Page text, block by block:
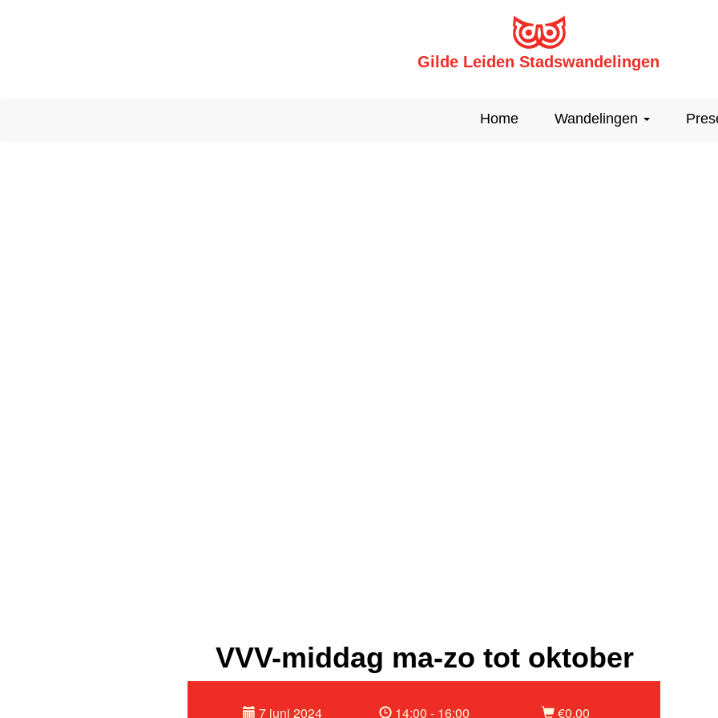
Gilde Leiden Stadswandelingen
Home Wandelingen
VVV-middag ma-zo tot oktober
7 juni 2024 14:00 - 16:00 €0,00